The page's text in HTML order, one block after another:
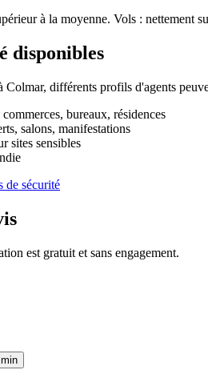
à la moyenne. Vols : nettement
disponibles
Colmar, différents profils d'agents
bureaux, résidences
salons, manifestations
sites sensibles
de sécurité
est gratuit et sans engagement.